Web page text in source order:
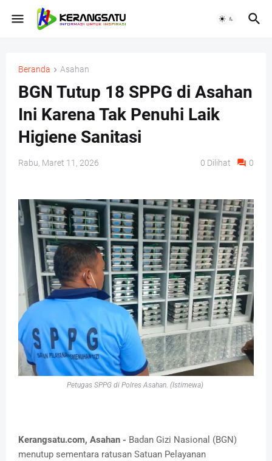
Beranda Asahan
BGN Tutup 18 SPPG di Asahan
Ini Karena Tak Penuhi Laik
Higiene Sanitasi
Rabu, Maret 11, 2026 0 Dilihat 0
Petugas SPPG di Polres Asahan. (Istimewa)
Kerangsatu.com, Asahan - Badan Gizi Nasional (BGN)
menutup sementara ratusan Satuan Pelayanan